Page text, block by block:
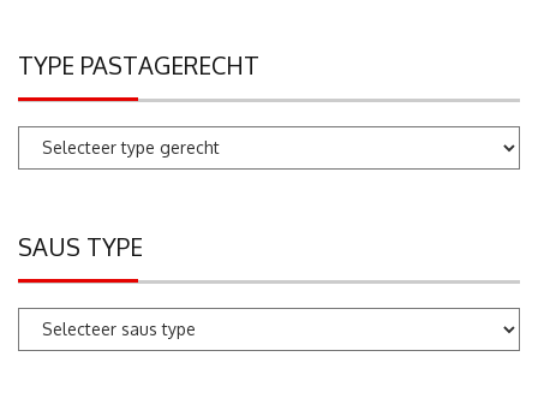
TYPE PASTAGERECHT
SAUS TYPE